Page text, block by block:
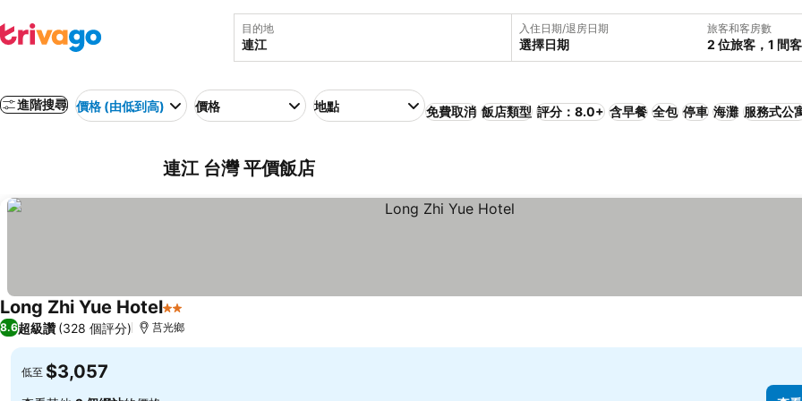
目的地 入住日期/退房日期
選擇日期
旅客和客房數
2 位旅客，1 間
進階搜尋 價格 (由低到高) 價格 地點 免費取消 飯店類型 評分：8.0+ 含早餐 全包 停車 海灘 服務式公
連江 台灣 平價飯店
Long Zhi Yue Hotel2 星級
8.6超級讚 (328 個評分) 莒光鄉
低至 $3,057